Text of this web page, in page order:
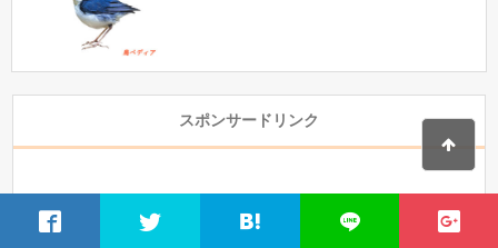
スポンサードリンク